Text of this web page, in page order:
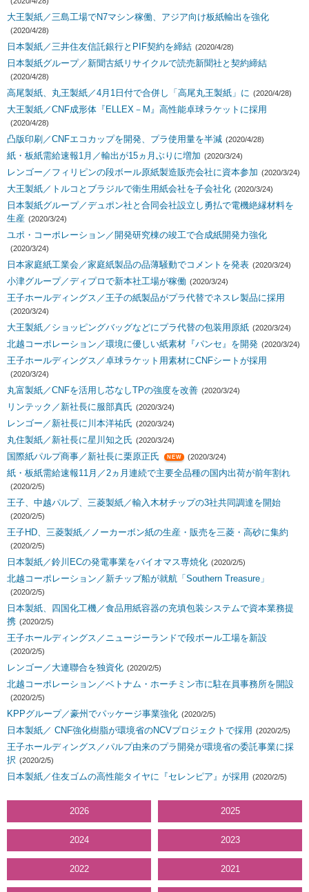
大王製紙／三島工場でN7マシン稼働、アジア向け板紙輸出を強化
(2020/4/28)
日本製紙／三井住友信託銀行とPIF契約を締結 (2020/4/28)
日本製紙グループ／新聞古紙リサイクルで読売新聞社と契約締結
(2020/4/28)
高尾製紙、丸王製紙／4月1日付で合併し「高尾丸王製紙」に (2020/4/28)
大王製紙／CNF成形体『ELLEX－M』高性能卓球ラケットに採用
(2020/4/28)
凸版印刷／CNFエコカップを開発、プラ使用量を半減 (2020/4/28)
紙・板紙需給速報1月／輸出が15ヵ月ぶりに増加 (2020/3/24)
レンゴー／フィリピンの段ボール原紙製造販売会社に資本参加 (2020/3/24)
大王製紙／トルコとブラジルで衛生用紙会社を子会社化 (2020/3/24)
日本製紙グループ／デュポン社と合同会社設立し勇払で電機絶縁材料を
生産 (2020/3/24)
ユポ・コーポレーション／開発研究棟の竣工で合成紙開発力強化
(2020/3/24)
日本家庭紙工業会／家庭紙製品の品薄騒動でコメントを発表 (2020/3/24)
小津グループ／ディプロで新本社工場が稼働 (2020/3/24)
王子ホールディングス／王子の紙製品がプラ代替でネスレ製品に採用
(2020/3/24)
大王製紙／ショッピングバッグなどにプラ代替の包装用原紙 (2020/3/24)
北越コーポレーション／環境に優しい紙素材『パンセ』を開発 (2020/3/24)
王子ホールディングス／卓球ラケット用素材にCNFシートが採用
(2020/3/24)
丸富製紙／CNFを活用し芯なしTPの強度を改善 (2020/3/24)
リンテック／新社長に服部真氏 (2020/3/24)
レンゴー／新社長に川本洋祐氏 (2020/3/24)
丸住製紙／新社長に星川知之氏 (2020/3/24)
国際紙パルプ商事／新社長に栗原正氏 NEW (2020/3/24)
紙・板紙需給速報11月／2ヵ月連続で主要全品種の国内出荷が前年割れ
(2020/2/5)
王子、中越パルプ、三菱製紙／輸入木材チップの3社共同調達を開始
(2020/2/5)
王子HD、三菱製紙／ノーカーボン紙の生産・販売を三菱・高砂に集約
(2020/2/5)
日本製紙／鈴川ECの発電事業をバイオマス専焼化 (2020/2/5)
北越コーポレーション／新チップ船が就航「Southern Treasure」
(2020/2/5)
日本製紙、四国化工機／食品用紙容器の充填包装システムで資本業務提
携 (2020/2/5)
王子ホールディングス／ニュージーランドで段ボール工場を新設
(2020/2/5)
レンゴー／大連聯合を独資化 (2020/2/5)
北越コーポレーション／ベトナム・ホーチミン市に駐在員事務所を開設
(2020/2/5)
KPPグループ／豪州でパッケージ事業強化 (2020/2/5)
日本製紙／ CNF強化樹脂が環境省のNCVプロジェクトで採用 (2020/2/5)
王子ホールディングス／パルプ由来のプラ開発が環境省の委託事業に採
択 (2020/2/5)
日本製紙／住友ゴムの高性能タイヤに『セレンピア』が採用 (2020/2/5)
2026 2025
2024 2023
2022 2021